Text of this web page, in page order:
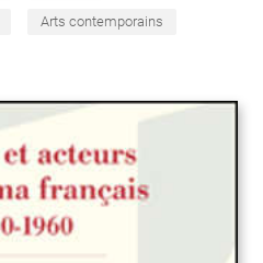
Arts contemporains